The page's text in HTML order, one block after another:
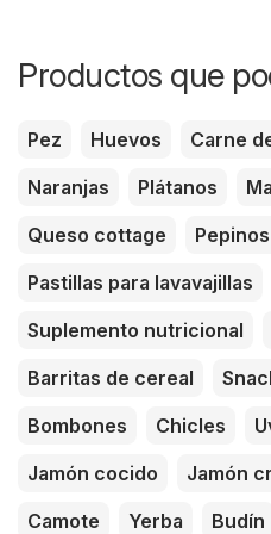
Productos que
Pez Huevos Carne
Naranjas
Plátanos
Queso cottage
Pepinos
Pastillas para lavavajillas
Suplemento nutricional
Barritas de cereal
Bombones
Chicles
Jamón cocido
Jamón
Camote
Yerba Budín